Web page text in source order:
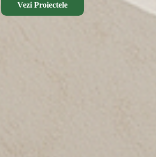
Vezi Proiectele